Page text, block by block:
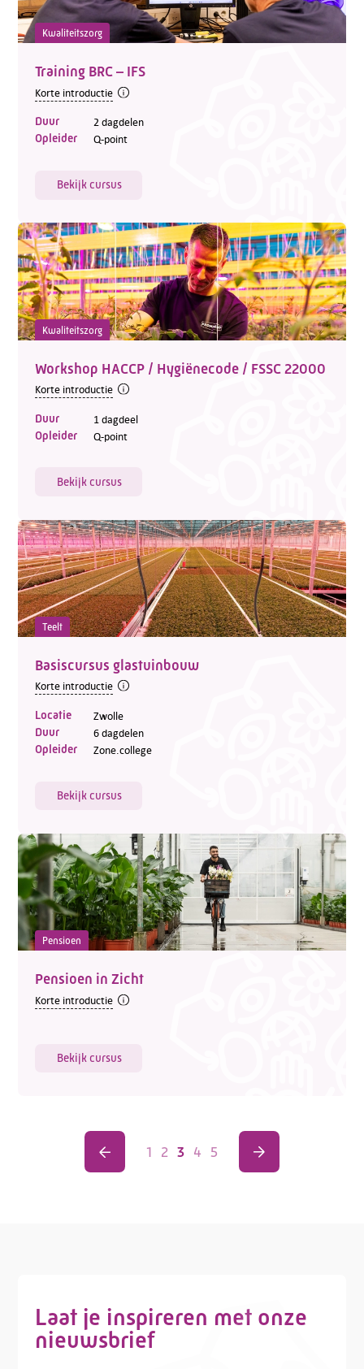
Kwaliteitszorg
Training BRC – IFS
Korte introductie
Duur 2 dagdelen
Opleider Q-point
Bekijk cursus
Kwaliteitszorg
Workshop HACCP / Hygiënecode / FSSC 22000
Korte introductie
Duur 1 dagdeel
Opleider Q-point
Bekijk cursus
Teelt
Basiscursus glastuinbouw
Korte introductie
Locatie Zwolle
Duur 6 dagdelen
Opleider Zone.college
Bekijk cursus
Pensioen
Pensioen in Zicht
Korte introductie
Bekijk cursus
1 2 3 4 5
Laat je inspireren met onze
nieuwsbrief